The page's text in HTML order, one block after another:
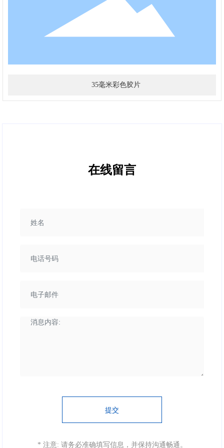
35毫米彩色胶片
在线留言
提交
* 注意: 请务必准确填写信息，并保持沟通畅通。